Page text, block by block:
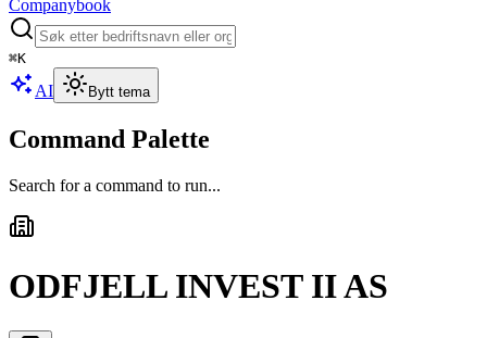
Companybook
⌘K
AI Bytt tema
Command Palette
Search for a command to run...
ODFJELL INVEST II AS